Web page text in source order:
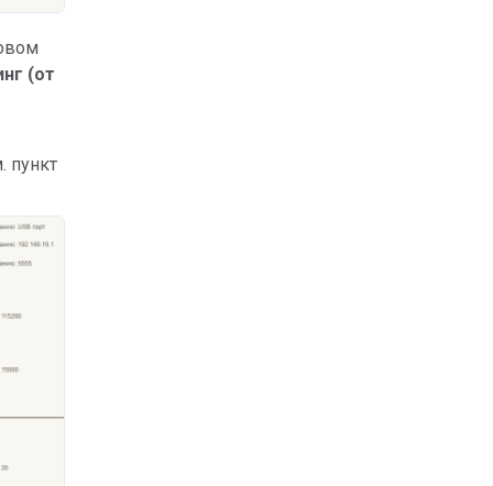
(от
пункт